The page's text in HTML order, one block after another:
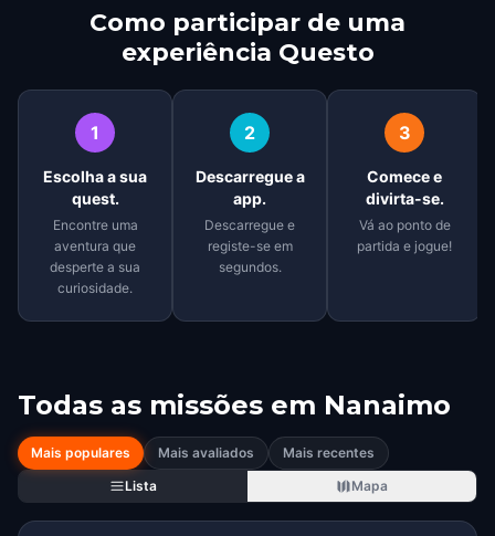
Como participar de uma
experiência Questo
1
Escolha a sua
quest.
Encontre uma
aventura que
desperte a sua
curiosidade.
2
Descarregue a
app.
Descarregue e
registe-se em
segundos.
3
Comece e
divirta-se.
Vá ao ponto de
partida e jogue!
Todas as missões em Nanaimo
Mais populares Mais avaliados
Mais recentes
Lista
Mapa